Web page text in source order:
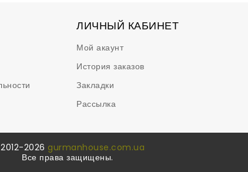
ЛИЧНЫЙ КАБИНЕТ
Мой акаунт
История заказов
Закладки
Рассылка
2026 gurmanhouse.com.ua
Все права защищены.